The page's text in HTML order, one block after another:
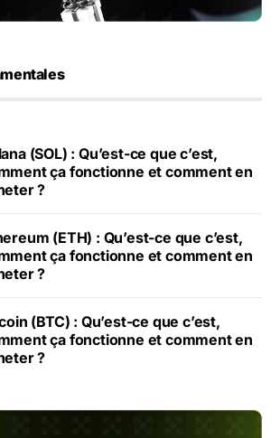
(SOL) : Qu’est-ce que c’est,
ça fonctionne et comment en
?
(ETH) : Qu’est-ce que c’est,
ça fonctionne et comment en
?
(BTC) : Qu’est-ce que c’est,
ça fonctionne et comment en
?